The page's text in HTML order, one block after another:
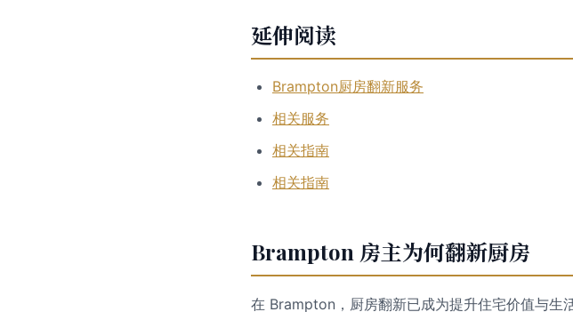
延伸阅读
Brampton厨房翻新服务
相关服务
相关指南
相关指南
Brampton 房主为何翻新厨房
在 Brampton，厨房翻新已成为提升住宅价值与生